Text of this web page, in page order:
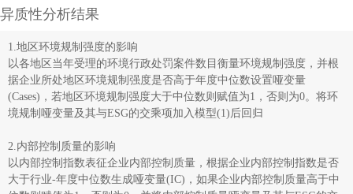
异质性分析结果
1.地区环境规制强度的影响
以各地区当年受理的环境行政处罚案件数目衡量环境规制强度，并根
据企业所处地区环境规制强度是否高于年度中位数设置哑变量
(Cases)，若地区环境规制强度大于中位数则赋值为1，否则为0。将环
境规制哑变量及其与ESG的交乘项加入模型(1)后回归
2.内部控制质量的影响
以内部控制指数表征企业内部控制质量，根据企业内部控制指数是否
大于行业-年度中位数生成哑变量(IC)，如果企业内部控制质量高于中